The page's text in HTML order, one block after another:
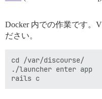
Docker 内での作業です。
ださい。
cd /var/discourse/
./launcher enter app